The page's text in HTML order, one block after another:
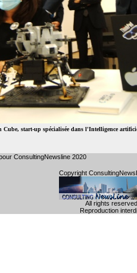
start-up spécialisée dans l'Intelligence
ConsultingNewsline 2020
Copyright
All rights reserved
Reproduction